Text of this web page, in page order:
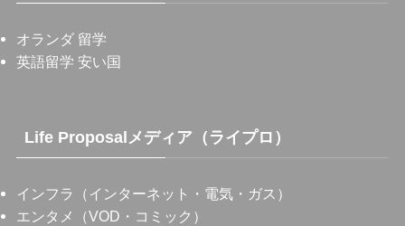
オランダ 留学
英語留学 安い国
Life Proposalメディア（ライプロ）
インフラ（インターネット・電気・ガス）
エンタメ（VOD・コミック）